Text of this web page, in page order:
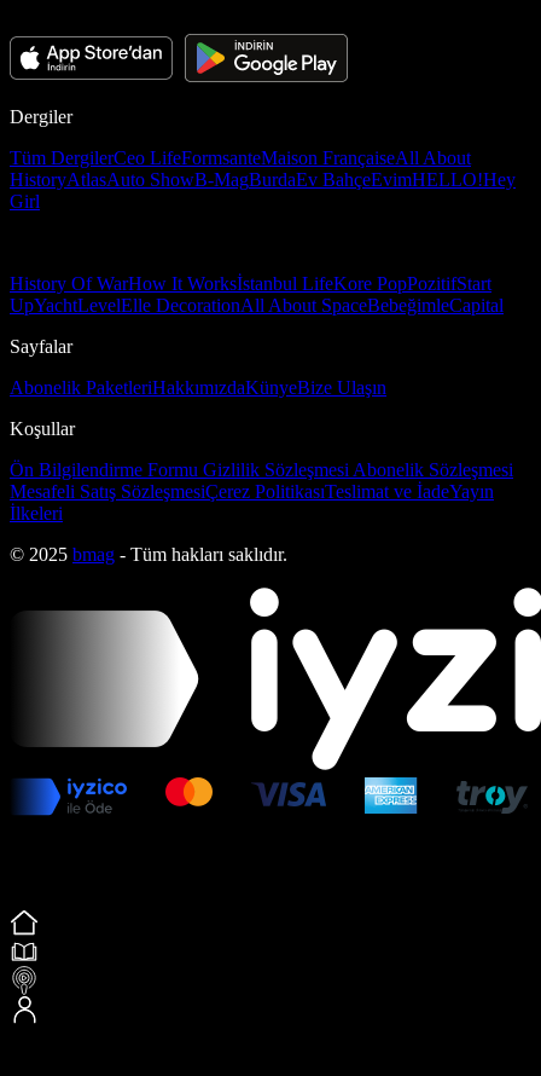
Dergiler
Tüm DergilerCeo LifeFormsanteMaison FrançaiseAll About
HistoryAtlasAuto ShowB-MagBurdaEv BahçeEvimHELLO!Hey
Girl
History Of WarHow It Worksİstanbul LifeKore PopPozitifStart
UpYachtLevelElle DecorationAll About SpaceBebeğimleCapital
Sayfalar
Abonelik PaketleriHakkımızdaKünyeBize Ulaşın
Koşullar
Ön Bilgilendirme Formu Gizlilik Sözleşmesi Abonelik Sözleşmesi
Mesafeli Satış SözleşmesiÇerez PolitikasıTeslimat ve İadeYayın
İlkeleri
© 2025 bmag - Tüm hakları saklıdır.